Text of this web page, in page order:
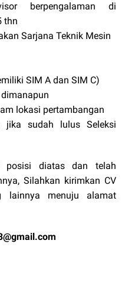
berpengalaman di
thn
Sarjana Teknik Mesin
SIM A dan SIM C)
lokasi pertambangan
jika sudah lulus Seleksi
posisi diatas dan telah
Silahkan kirimkan CV
lainnya menuju alamat